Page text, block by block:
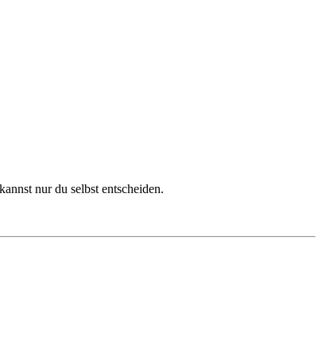
nur du selbst entscheiden.